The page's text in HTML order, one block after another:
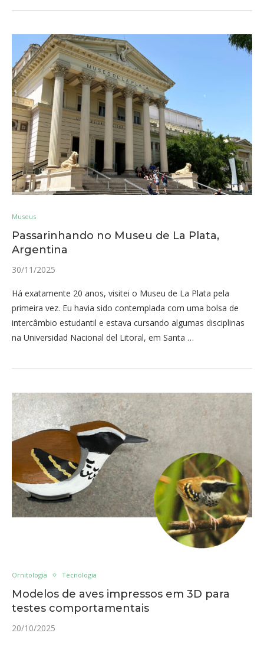
Museus
Passarinhando no Museu de La Plata,
Argentina
30/11/2025
Há exatamente 20 anos, visitei o Museu de La Plata pela
primeira vez. Eu havia sido contemplada com uma bolsa de
intercâmbio estudantil e estava cursando algumas disciplinas
na Universidad Nacional del Litoral, em Santa …
Ornitologia Tecnologia
Modelos de aves impressos em 3D para
testes comportamentais
20/10/2025